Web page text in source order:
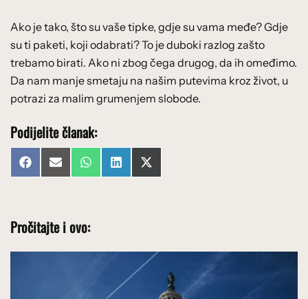
Ako je tako, što su vaše tipke, gdje su vama međe? Gdje
su ti paketi, koji odabrati? To je duboki razlog zašto
trebamo birati. Ako ni zbog čega drugog, da ih omeđimo.
Da nam manje smetaju na našim putevima kroz život, u
potrazi za malim grumenjem slobode.
Podijelite članak:
Share
on
FacebookShare
on
Email Share
on
WhatsAppShare
on
LinkedInShare
on
X
(Twitter)
Pročitajte i ovo: